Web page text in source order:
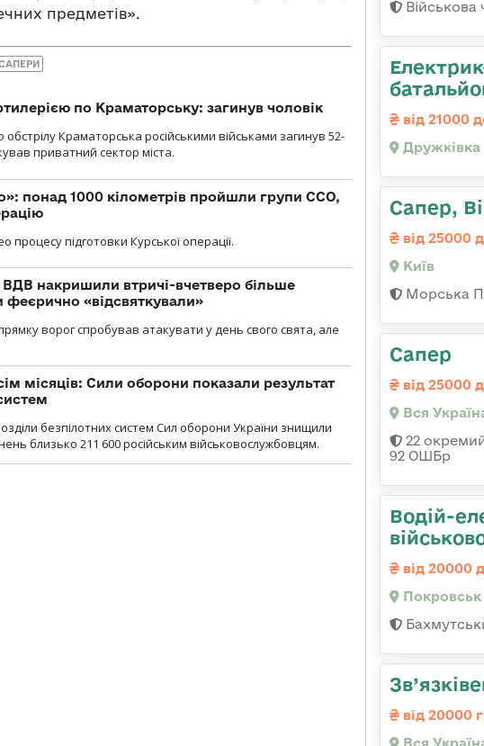
предметів».
по Краматорську: загинув чоловік
обстрілу Краматорська російськими військами загинув 52-
приватний сектор міста.
понад 1000 кілометрів пройшли групи ССО,
процесу підготовки Курської операції.
накришили втричі-вчетверо більше
феєрично «відсвяткували»
ворог спробував атакувати у день свого свята, але
місяців: Сили оборони показали результат
безпілотних систем Сил оборони України знищили
близько 211 600 російським військовослужбовцям.
Військова
від 21000
Дружківка
Сапер,
від 25000
Київ
Морська
Сапер
від 25000
Вся
22
92 ОШБр
Водій-
від 20000
Покровськ
від 20000
Вся